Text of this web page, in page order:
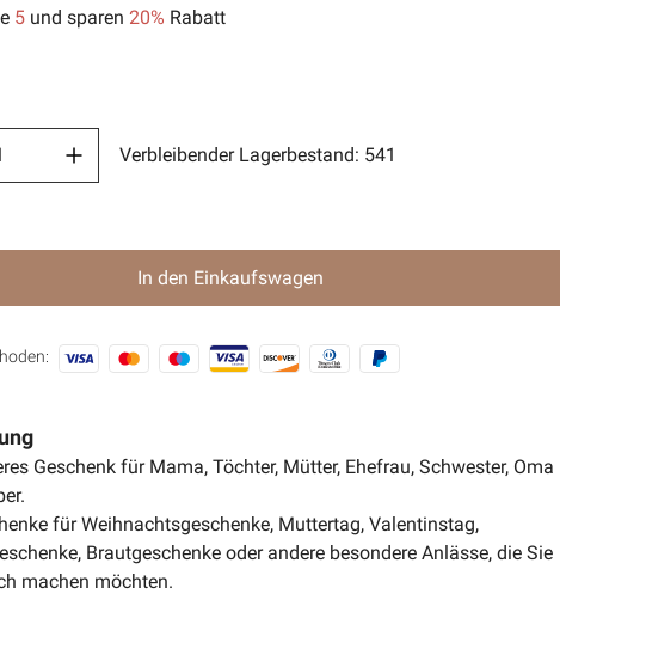
Natur
5 und sparen 20% Rabatt
Verbleibender Lagerbestand: 541
In den Einkaufswagen
Geschenk für Mama, Töchter, Mütter, Ehefrau, Schwester, Oma
für Weihnachtsgeschenke, Muttertag, Valentinstag,
Brautgeschenke oder andere besondere Anlässe, die Sie
machen möchten.